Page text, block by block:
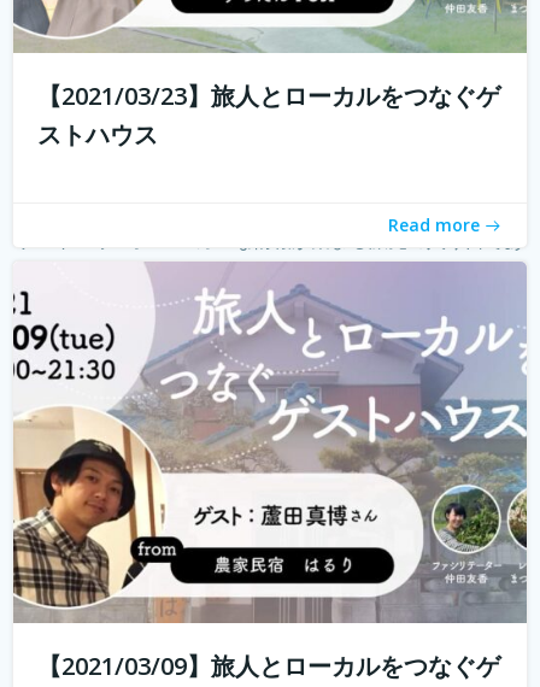
【2021/03/23】旅人とローカルをつなぐゲ
ストハウス
Read more
ゲストハウス。 ローカルな情報が集まる旅先の入り口であ
り、自分とは異なる価値観の人と気軽に出会える交流の
場。 しかし、コロナウィルスの影響で、交流できるゲスト
ハウスに実際に行けることが少なくなり、寂しく感じてい
る旅人もたくさんいらっしゃると... 続きを読む
【2021/03/09】旅人とローカルをつなぐゲ